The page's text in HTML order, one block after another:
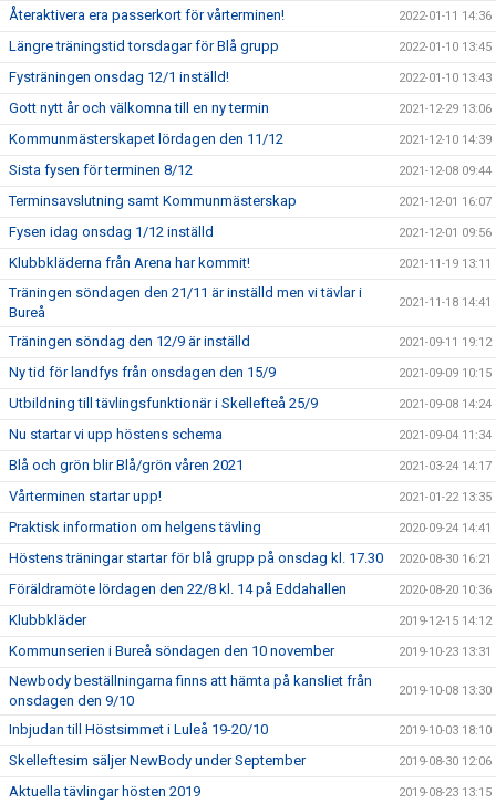
Återaktivera era passerkort för vårterminen! 2022-01-11 14:36
Längre träningstid torsdagar för Blå grupp 2022-01-10 13:45
Fysträningen onsdag 12/1 inställd! 2022-01-10 13:43
Gott nytt år och välkomna till en ny termin 2021-12-29 13:06
Kommunmästerskapet lördagen den 11/12 2021-12-10 14:39
Sista fysen för terminen 8/12 2021-12-08 09:44
Terminsavslutning samt Kommunmästerskap 2021-12-01 16:07
Fysen idag onsdag 1/12 inställd 2021-12-01 09:56
Klubbkläderna från Arena har kommit! 2021-11-19 13:11
Träningen söndagen den 21/11 är inställd men vi tävlar i
Bureå
2021-11-18 14:41
Träningen söndag den 12/9 är inställd 2021-09-11 19:12
Ny tid för landfys från onsdagen den 15/9 2021-09-09 10:15
Utbildning till tävlingsfunktionär i Skellefteå 25/9 2021-09-08 14:24
Nu startar vi upp höstens schema 2021-09-04 11:34
Blå och grön blir Blå/grön våren 2021 2021-03-24 14:17
Vårterminen startar upp! 2021-01-22 13:35
Praktisk information om helgens tävling 2020-09-24 14:41
Höstens träningar startar för blå grupp på onsdag kl. 17.30 2020-08-30 16:21
Föräldramöte lördagen den 22/8 kl. 14 på Eddahallen 2020-08-20 10:36
Klubbkläder 2019-12-15 14:12
Kommunserien i Bureå söndagen den 10 november 2019-10-23 13:31
Newbody beställningarna finns att hämta på kansliet från
onsdagen den 9/10
2019-10-08 13:30
Inbjudan till Höstsimmet i Luleå 19-20/10 2019-10-03 18:10
Skelleftesim säljer NewBody under September 2019-08-30 12:06
Aktuella tävlingar hösten 2019 2019-08-23 13:15